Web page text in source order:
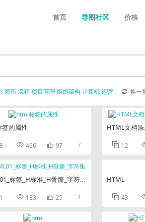
首页 导图社区 价格
简历流程 项目管理 组织架构 计算机运营 换一
的属性
 466  97 7
标签_H标准_H骨骼_字符集
 133  25 1
HTML文档
 12
HTML
 43